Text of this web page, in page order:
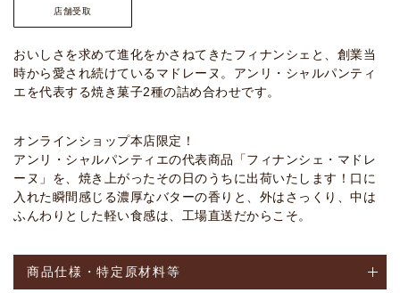
店舗受取
おいしさを求めて進化をかさねてきたフィナンシェと、創業当
時から愛され続けているマドレーヌ。アンリ・シャルパンティ
エを代表する焼き菓子2種の詰め合わせです。
オンラインショップ本店限定！
アンリ・シャルパンティエの代表商品「フィナンシェ・マドレ
ーヌ」を、焼き上がったその日のうちに出荷いたします！口に
入れた瞬間感じる濃厚なバターの香りと、外はさっくり、中は
ふんわりとした軽い食感は、工場直送だからこそ。
商品仕様・特定原材料等